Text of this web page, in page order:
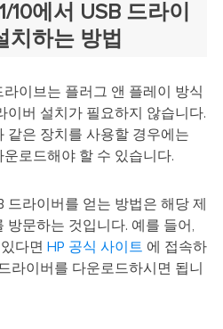
10에서 USB 드라이
치하는 방법
라이브는 플러그 앤 플레이 방식
이버 설치가 필요하지 않습니다.
같은 장치를 사용할 경우에는
로드해야 할 수 있습니다.
드라이버를 얻는 방법은 해당 제
문하는 것입니다. 예를 들어,
다면 HP 공식 사이트 에 접속하
라이버를 다운로드하시면 됩니